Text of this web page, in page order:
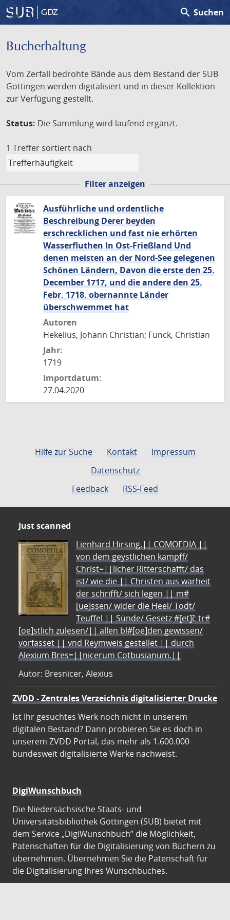
GDZ search Suchen
Bucherhaltung
Vom Zerfall bedrohte Bände aus dem Bestand der SUB
Göttingen werden digitalisiert und in dieser Kollektion
zur Verfügung gestellt.
Status: Die Sammlung wird laufend ergänzt.
1 Treffer sortiert nach
Filter anzeigen
Ausführliche und ordentliche
Beschreibung Derer beyden
erschrecklichen und fast nie erhörten
Wasserfluthen In Ost-Frießland Und
denen meisten an der Nord-See gelegenen
Schönen Ländern, Davon die erste den 25.
December 1717, und die andere den 25.
Febr. 1718. obernannte Länder
überschwemmet hat
Autoren
Hekelius, Johann Christian; Funck, Christian
Jahr:
1719
Importdatum:
27.04.2020
Hilfe zur Suche Kontakt
Impressum
Datenschutz
Feedback
RSS-Feed
Just scanned
Lienhard Hirsing.|| COMOEDIA ||
von dem geystlichen kampff/
Christ=||licher Ritterschafft/ das
ist/ wie die || Christen aus warheit
der schrifft/ sich legen || m#
[ue]ssen/ wider die Heel/ Todt/
Teuffel || Sünde/ Gesetz #[et]c̃ tr#
[oe]stlich zulesen/|| allen bl#[oe]den gewissen/
vorfasset || vnd Reymweis gestellet || durch
Alexium Bres=||nicerum Cotbusianum.||
Autor: Bresnicer, Alexius
ZVDD - Zentrales Verzeichnis digitalisierter Drucke
Ist Ihr gesuchtes Werk noch nicht in unserem
digitalen Bestand? Dann probieren Sie es doch in
unserem ZVDD Portal, das mehr als 1.600.000
bundesweit digitalisierte Werke nachweist.
DigiWunschbuch
Die Niedersächsische Staats- und
Universitätsbibliothek Göttingen (SUB) bietet mit
dem Service „DigiWunschbuch” die Möglichkeit,
Patenschaften für die Digitalisierung von Büchern zu
übernehmen. Übernehmen Sie die Patenschaft für
die Digitalisierung Ihres Wunschbuches.